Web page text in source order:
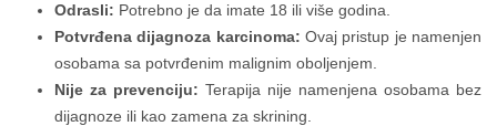
Odrasli: Potrebno je da imate 18 ili više godina.
Potvrđena dijagnoza karcinoma: Ovaj pristup je namenjen
osobama sa potvrđenim malignim oboljenjem.
Nije za prevenciju: Terapija nije namenjena osobama bez
dijagnoze ili kao zamena za skrining.